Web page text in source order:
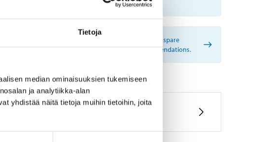
Tietoja
median ominaisuuksien tukemiseen
ja analytiikka-alan
yhdistää näitä tietoja muihin tietoihin, joita
Important information when searching for spare
parts by reg. number and service recommendations.